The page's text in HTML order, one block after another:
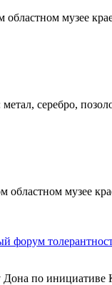
областном музее
серебро,
областном музее
форум
по инициативе